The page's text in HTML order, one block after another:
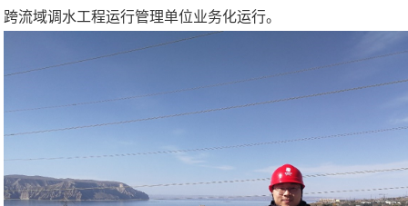
跨流域调水工程运行管理单位业务化运行。